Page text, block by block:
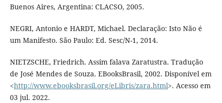
Buenos Aires, Argentina: CLACSO, 2005.
NEGRI, Antonio e HARDT, Michael. Declaração: Isto Não é
um Manifesto. São Paulo: Ed. Sesc/N-1, 2014.
NIETZSCHE, Friedrich. Assim falava Zaratustra. Tradução
de José Mendes de Souza. EBooksBrasil, 2002. Disponível em
<http://www.ebooksbrasil.org/eLibris/zara.html>. Acesso em
03 jul. 2022.